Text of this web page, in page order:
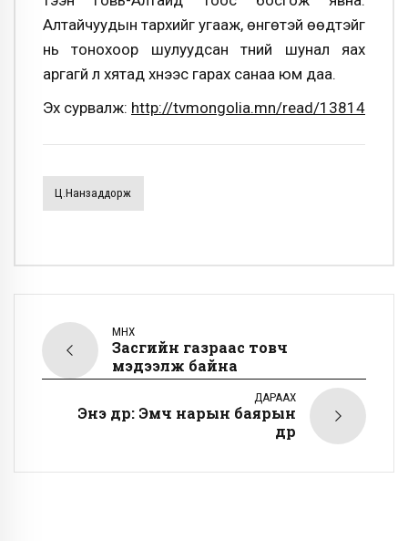
Алтайчуудын тархийг угааж, өнгөтэй өөдтэйг
нь тонохоор шулуудсан түүний шунал яах
аргагүй л хятад хүнээс гарах санаа юм даа.
Эх сурвалж: http://tvmongolia.mn/read/13814
Ц.Нанзаддорж
ӨМНӨХ
Засгийн газраас товч
мэдээлж байна
ДАРААХ
Энэ өдөр: Эмч нарын баярын
өдөр